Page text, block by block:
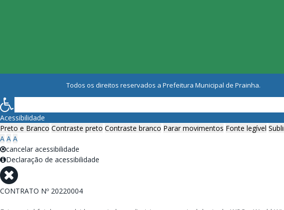
Todos os direitos reservados a Prefeitura Municipal de Prainha.
Acessibilidade
Preto e Branco Contraste preto Contraste branco Parar movimentos Fonte legível
A A A
cancelar acessibilidade
Declaração de acessibilidade
CONTRATO Nº 20220004